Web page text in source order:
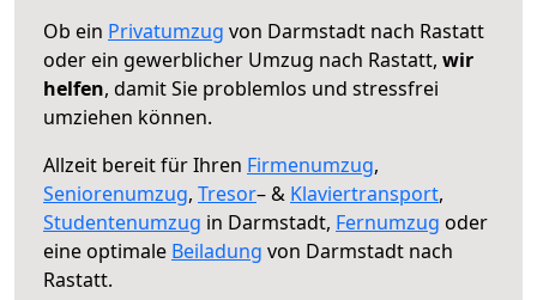
Ob ein Privatumzug von Darmstadt nach Rastatt
oder ein gewerblicher Umzug nach Rastatt, wir
helfen, damit Sie problemlos und stressfrei
umziehen können.
Allzeit bereit für Ihren Firmenumzug,
Seniorenumzug, Tresor– & Klaviertransport,
Studentenumzug in Darmstadt, Fernumzug oder
eine optimale Beiladung von Darmstadt nach
Rastatt.